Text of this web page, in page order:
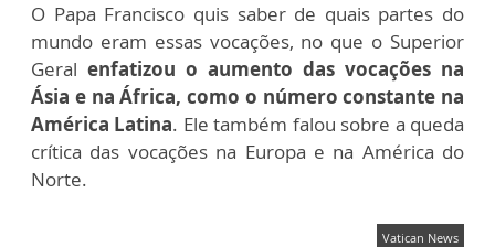
O Papa Francisco quis saber de quais partes do
mundo eram essas vocações, no que o Superior
Geral enfatizou o aumento das vocações na
Ásia e na África, como o número constante na
América Latina. Ele também falou sobre a queda
crítica das vocações na Europa e na América do
Norte.
Vatican News